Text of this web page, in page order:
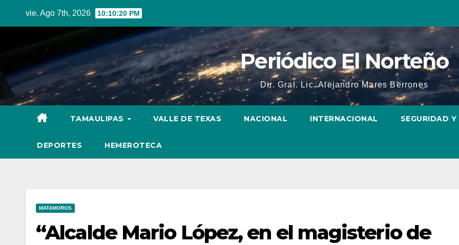
vie. Ago 7th, 2026 10:10:21 PM
Periódico El Norteño
Dir. Gral. Lic. Alejandro Mares Berrones
TAMAULIPAS VALLE DE TEXAS NACIONAL INTERNACIONAL SEGURIDAD
DEPORTES HEMEROTECA
MATAMOROS
“Alcalde Mario López, en el magisterio de